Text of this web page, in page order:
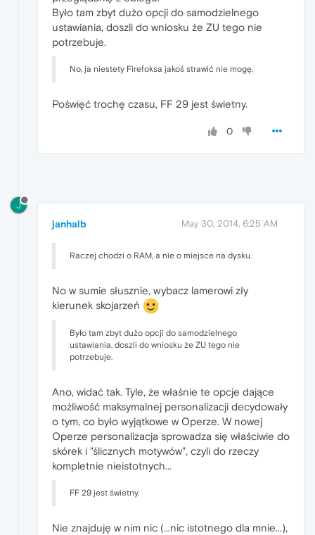
Było tam zbyt dużo opcji do samodzielnego
ustawiania, doszli do wniosku że ZU tego nie
potrzebuje.
No, ja niestety Firefoksa jakoś strawić nie mogę.
Poświęć trochę czasu, FF 29 jest świetny.
0
J
janhalb May 30, 2014, 6:25 AM
Raczej chodzi o RAM, a nie o miejsce na dysku.
No w sumie słusznie, wybacz lamerowi zły
kierunek skojarzeń
Było tam zbyt dużo opcji do samodzielnego
ustawiania, doszli do wniosku że ZU tego nie
potrzebuje.
Ano, widać tak. Tyle, że właśnie te opcje dające
możliwość maksymalnej personalizacji decydowały
o tym, co było wyjątkowe w Operze. W nowej
Operze personalizacja sprowadza się właściwie do
skórek i "ślicznych motywów", czyli do rzeczy
kompletnie nieistotnych...
FF 29 jest świetny.
Nie znajduję w nim nic (...nic istotnego dla mnie...),